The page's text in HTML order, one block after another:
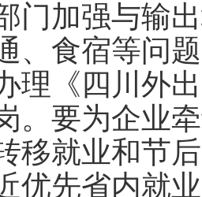
门加强与输
、食宿等问
理《四川外
。要为企业
移就业和节
优先省内就